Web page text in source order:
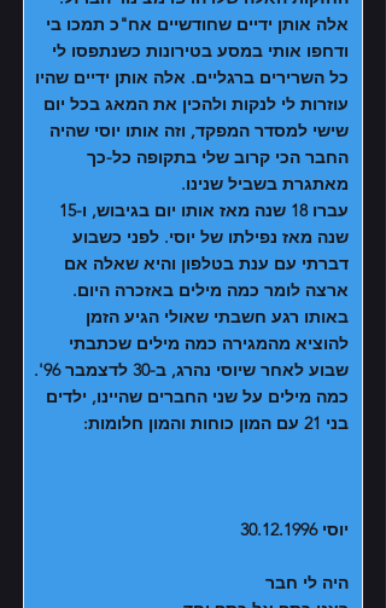
אלה אותן ידיים שחודשיים אח"כ תמכו בי
ודחפו אותי במסע בטירונות כשנתפסו לי
כל השרירים ברגליים. אלה אותן ידיים שהיו
עוזרות לי לנקות ולהכין את המאג בכל יום
שישי למסדר המפקד, וזה אותו יוסי שהיה
החבר הכי קרוב שלי בתקופה כל-כך
מאתגרת בשביל שנינו.
עברו 18 שנה מאז אותו יום בגיבוש, ו-15
שנה מאז נפילתו של יוסי. לפני כשבוע
דברתי עם ענת בטלפון והיא שאלה אם
ארצה לומר כמה מילים באזכרה היום.
באותו רגע חשבתי שאולי הגיע הזמן
להוציא מהמגירה כמה מילים שכתבתי
שבוע לאחר שיוסי נהרג, ב-30 לדצמבר 96'.
כמה מילים על שני החברים שהיינו, ילדים
בני 21 עם המון כוחות והמון חלומות:
יוסי30.12.1996
היה לי חבר